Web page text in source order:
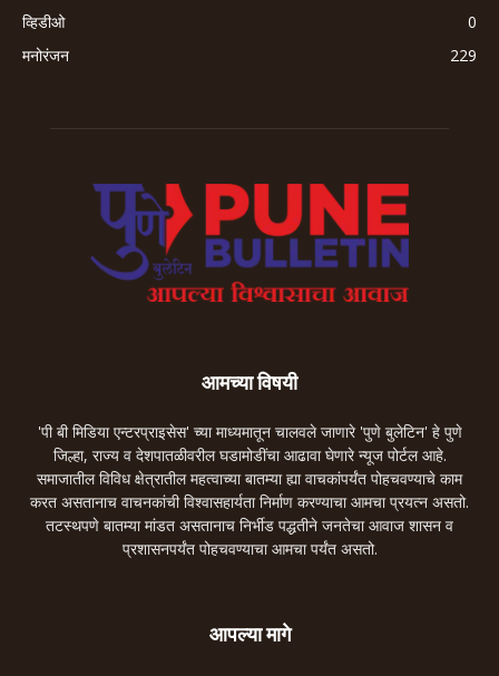
व्हिडीओ
0
मनोरंजन
229
आमच्या विषयी
'पी बी मिडिया एन्टरप्राइसेस' च्या माध्यमातून चालवले जाणारे 'पुणे बुलेटिन' हे पुणे
जिल्हा, राज्य व देशपातळीवरील घडामोडींचा आढावा घेणारे न्यूज पोर्टल आहे.
समाजातील विविध क्षेत्रातील महत्वाच्या बातम्या ह्या वाचकांपर्यंत पोहचवण्याचे काम
करत असतानाच वाचनकांची विश्वासहार्यता निर्माण करण्याचा आमचा प्रयत्न असतो.
तटस्थपणे बातम्या मांडत असतानाच निर्भीड पद्धतीने जनतेचा आवाज शासन व
प्रशासनपर्यंत पोहचवण्याचा आमचा पर्यंत असतो.
आपल्या मागे